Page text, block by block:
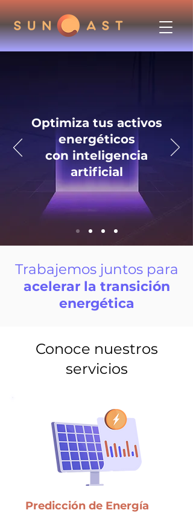
Optimiza tus activos
energéticos
con inteligencia
artificial
Trabajemos juntos para
acelerar la transición
energética
Conoce nuestros
servicios
Predicción de Energía